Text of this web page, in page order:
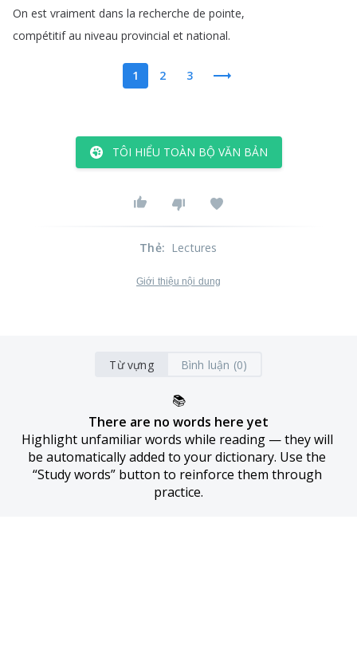
On est vraiment dans la recherche de pointe,
compétitif au niveau provincial et national.
1 2 3
TÔI HIỂU TOÀN BỘ VĂN BẢN
Thẻ: Lectures
Giới thiệu nội dung
Từ vựng Bình luận (0)
📚
There are no words here yet
Highlight unfamiliar words while reading — they will
be automatically added to your dictionary. Use the
“Study words” button to reinforce them through
practice.